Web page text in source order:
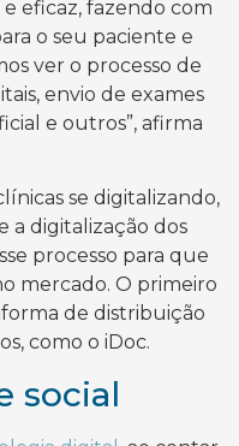
eficaz, fazendo com
o seu paciente e
ver o processo de
envio de exames
e outros”, afirma
se digitalizando,
a digitalização dos
processo para que
mercado. O primeiro
de distribuição
como o iDoc.
social